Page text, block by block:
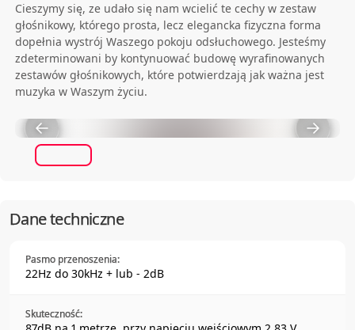
Cieszymy się, ze udało się nam wcielić te cechy w zestaw
głośnikowy, którego prosta, lecz elegancka fizyczna forma
dopełnia wystrój Waszego pokoju odsłuchowego. Jesteśmy
zdeterminowani by kontynuować budowę wyrafinowanych
zestawów głośnikowych, które potwierdzają jak ważna jest
muzyka w Waszym życiu.
Dane techniczne
Pasmo przenoszenia:
22Hz do 30kHz + lub - 2dB
Skuteczność: